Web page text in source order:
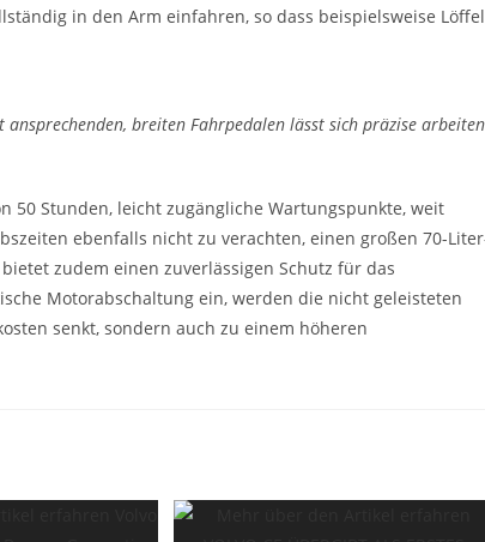
in den Arm einfahren, so dass beispielsweise Löffel
breiten Fahrpedalen lässt sich präzise
50 Stunden, leicht zugängliche Wartungspunkte, weit
ebenfalls nicht zu verachten, einen großen 70-
zudem einen zuverlässigen Schutz für das
Motorabschaltung ein, werden die nicht geleisteten
senkt, sondern auch zu einem höheren